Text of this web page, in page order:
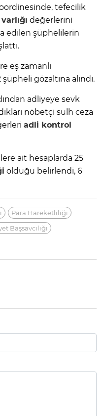
tefecilik
değerlerini
edilen şüphelilerin
eş zamanlı
gözaltına alındı.
adliyeye sevk
nöbetçi sulh ceza
adli kontrol
ait hesaplarda 25
olduğu belirlendi, 6
Para Hareketliliği
Başsavcılığı